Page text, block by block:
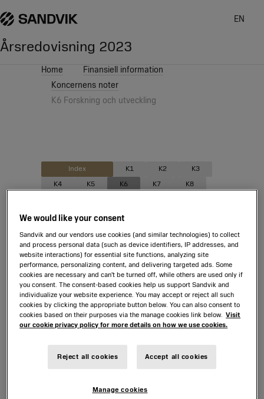
Årsredovisning 2023
EN
Home
Finansiell information
Koncernens noter
K6 Forskning och utveckling
Index K1 K2
K3
K4
K5 K6 K7
K8
K14
K15 K16
K19
K21 K22
K23
K24
K25 K26 K27
K28
K30 K31 K32
K33
K34
K6Forskning och
utveckling
We would like your consent
Sandvik and our vendors use cookies (and similar technologies) to collect
and process personal data (such as device identifiers, IP addresses, and
website interactions) for essential site functions, analyzing site
performance, personalizing content, and delivering targeted ads. Some
cookies are necessary and can’t be turned off, while others are used only if
you consent. The consent-based cookies help us support Sandvik and
individualize your website experience. You may accept or reject all such
cookies by clicking the appropriate button below. You can also consent to
cookies based on their purposes via the manage cookies link below. Visit
our cookie privacy policy for more details on how we use cookies.
Reject all cookies Accept all cookies
Manage cookies